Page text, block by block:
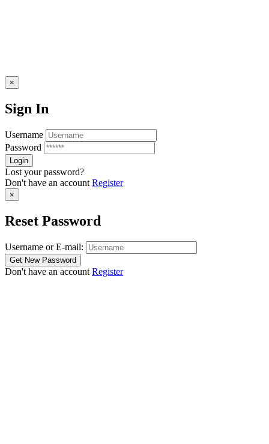
×
Sign In
Username
Password
Lost your password?
Don't have an account Register
×
Reset Password
Username or E-mail:
Don't have an account Register